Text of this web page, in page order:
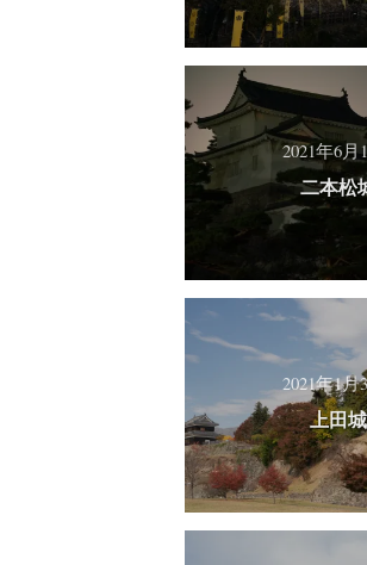
2021年6月
二本松
2021年1月
上田城